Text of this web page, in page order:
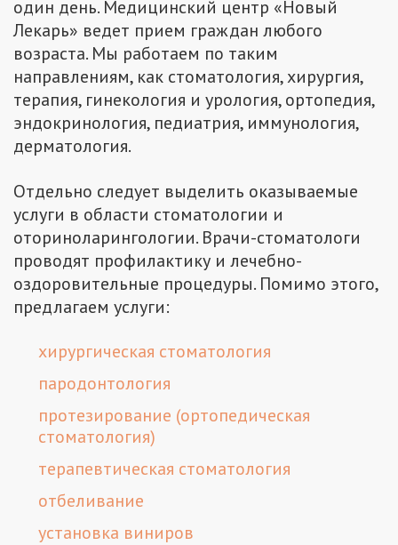
один день. Медицинский центр «Новый
Лекарь» ведет прием граждан любого
возраста. Мы работаем по таким
направлениям, как стоматология, хирургия,
терапия, гинекология и урология, ортопедия,
эндокринология, педиатрия, иммунология,
дерматология.
Отдельно следует выделить оказываемые
услуги в области стоматологии и
оториноларингологии. Врачи-стоматологи
проводят профилактику и лечебно-
оздоровительные процедуры. Помимо этого,
предлагаем услуги:
хирургическая стоматология
пародонтология
протезирование (ортопедическая
стоматология)
терапевтическая стоматология
отбеливание
установка виниров